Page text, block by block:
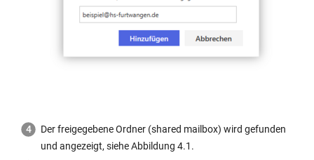
Der freigegebene Ordner (shared mailbox) wird gefunden
und angezeigt, siehe Abbildung 4.1.